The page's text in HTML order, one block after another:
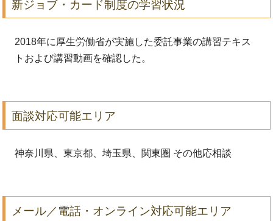
新ジョブ・カード制度の学習状況
2018年に厚生労働省が実施した委託事業の講習テキス
トおよび講習動画を確認した。
面談対応可能エリア
神奈川県、東京都、埼玉県、関東圏 その他応相談
メール／電話・オンライン対応可能エリア